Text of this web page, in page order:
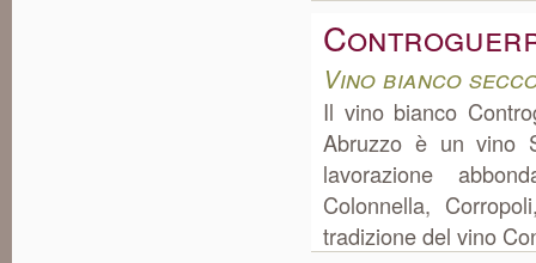
Vino bianco
Il vino bianco
Abruzzo è un vino
lavorazione
Colonnella,
tradizione del vino